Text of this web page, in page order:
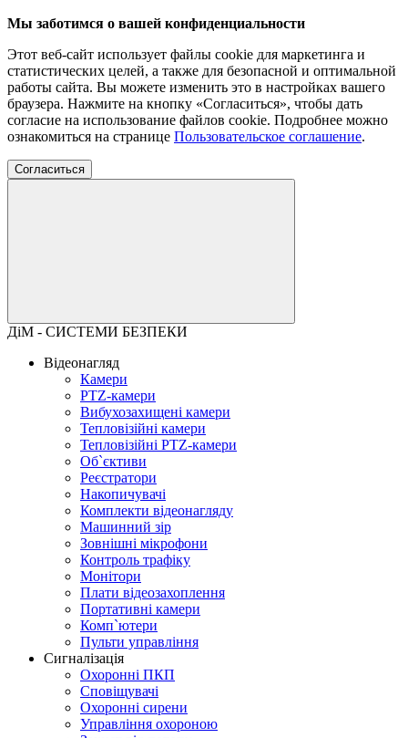
Мы заботимся о вашей конфиденциальности
Этот веб-сайт использует файлы cookie для маркетинга и
статистических целей, а также для безопасной и оптимальной
работы сайта. Вы можете изменить это в настройках вашего
браузера. Нажмите на кнопку «Согласиться», чтобы дать
согласие на использование файлов cookie. Подробнее можно
ознакомиться на странице Пользовательское соглашение.
Согласиться
ДіМ - СИСТЕМИ БЕЗПЕКИ
Відеонагляд
Камери
PTZ-камери
Вибухозахищені камери
Тепловізійні камери
Тепловізійні PTZ-камери
Об`єктиви
Реєстратори
Накопичувачі
Комплекти відеонагляду
Машинний зір
Зовнішні мікрофони
Контроль трафіку
Монітори
Плати відеозахоплення
Портативні камери
Комп`ютери
Пульти управління
Сигналізація
Охоронні ПКП
Сповіщувачі
Охоронні сирени
Управління охороною